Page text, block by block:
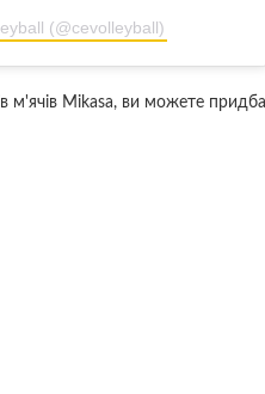
(@cevolleyball)
Mikasa, ви можете